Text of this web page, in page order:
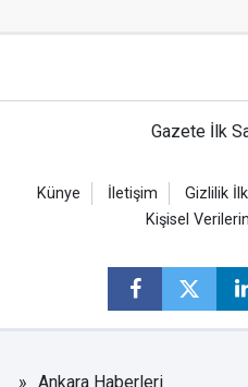
Gazete İlk
Künye İletişim Gizlilik
Kişisel
Ankara Haberleri